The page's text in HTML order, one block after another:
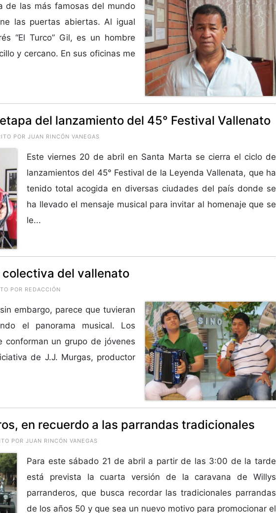
de las más famosas del mundo
las puertas abiertas. Al igual
“El Turco” Gil, es un hombre
y cercano. En sus oficinas me
del lanzamiento del 45° Festival Vallenato
POR JUAN RINCÓN VANEGAS
Este viernes 20 de abril en Santa Marta se cierra el ciclo de
lanzamientos del 45° Festival de la Leyenda Vallenata, que ha
tenido total acogida en diversas ciudades del país donde se
ha llevado el mensaje musical para invitar al homenaje que se
le...
colectiva del vallenato
POR REDACCIÓN
embargo, parece que tuvieran
el panorama musical. Los
conforman un grupo de jóvenes
de J.J. Murgas, productor
en recuerdo a las parrandas tradicionales
POR JUAN RINCÓN VANEGAS
Para este sábado 21 de abril a partir de las 3:00 de la tarde
está prevista la cuarta versión de la caravana de Willys
parranderos, que busca recordar las tradicionales parrandas
de los años 50 y que sea un nuevo motivo para promocionar el